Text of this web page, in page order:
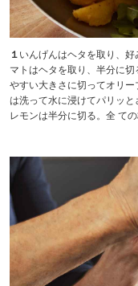
１ いんげんはヘタを取り、
マトはヘタを取り、半分に
やすい大きさに切ってオリ
は洗って水に浸けてパリッと
レモンは半分に切る。全 て